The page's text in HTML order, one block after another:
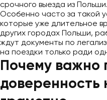
срочного выезда из Польши.
Особенно часто за такой
которые уже длительное
других городах Польши,
ждут документы по
на поездки только ради
Почему важно
доверенность